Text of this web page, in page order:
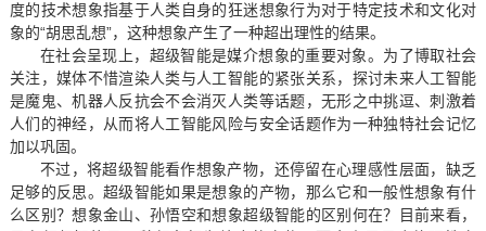
度的技术想象指基于人类自身的狂迷想象行为对于特定技术和文化对
象的“胡思乱想”，这种想象产生了一种超出理性的结果。
在社会呈现上，超级智能是媒介想象的重要对象。为了博取社会
关注，媒体不惜渲染人类与人工智能的紧张关系，探讨未来人工智能
是魔鬼、机器人反抗会不会消灭人类等话题，无形之中挑逗、刺激着
人们的神经，从而将人工智能风险与安全话题作为一种独特社会记忆
加以巩固。
不过，将超级智能看作想象产物，还停留在心理感性层面，缺乏
足够的反思。超级智能如果是想象的产物，那么它和一般性想象有什
么区别？想象金山、孙悟空和想象超级智能的区别何在？目前来看，